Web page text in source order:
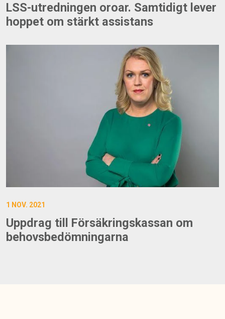
LSS-utredningen oroar. Samtidigt lever
hoppet om stärkt assistans
1 NOV. 2021
Uppdrag till Försäkringskassan om
behovsbedömningarna